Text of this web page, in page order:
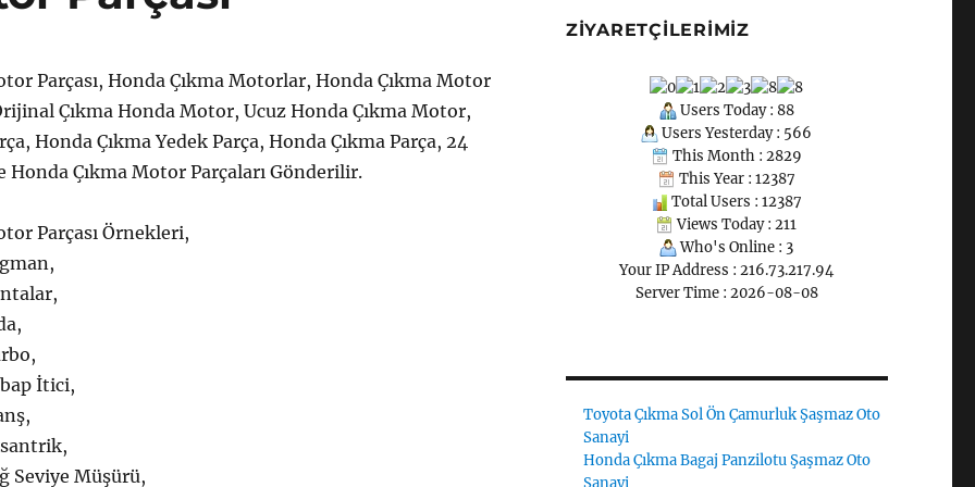
Parçası, Honda Çıkma Motorlar, Honda Çıkma Motor
Çıkma Honda Motor, Ucuz Honda Çıkma Motor,
Honda Çıkma Yedek Parça, Honda Çıkma Parça, 24
Honda Çıkma Motor Parçaları Gönderilir.
Parçası Örnekleri,
İtici,
Seviye Müşürü,
ZIYARETÇILERIMIZ
Users Today : 88
Users Yesterday : 566
This Month : 2829
This Year : 12387
Total Users : 12387
Views Today : 211
Who's Online : 3
Your IP Address : 216.73.217.94
Server Time : 2026-08-08
Toyota Çıkma Sol Ön Çamurluk Şaşmaz Oto
Sanayi
Honda Çıkma Bagaj Panzilotu Şaşmaz Oto
Sanayi